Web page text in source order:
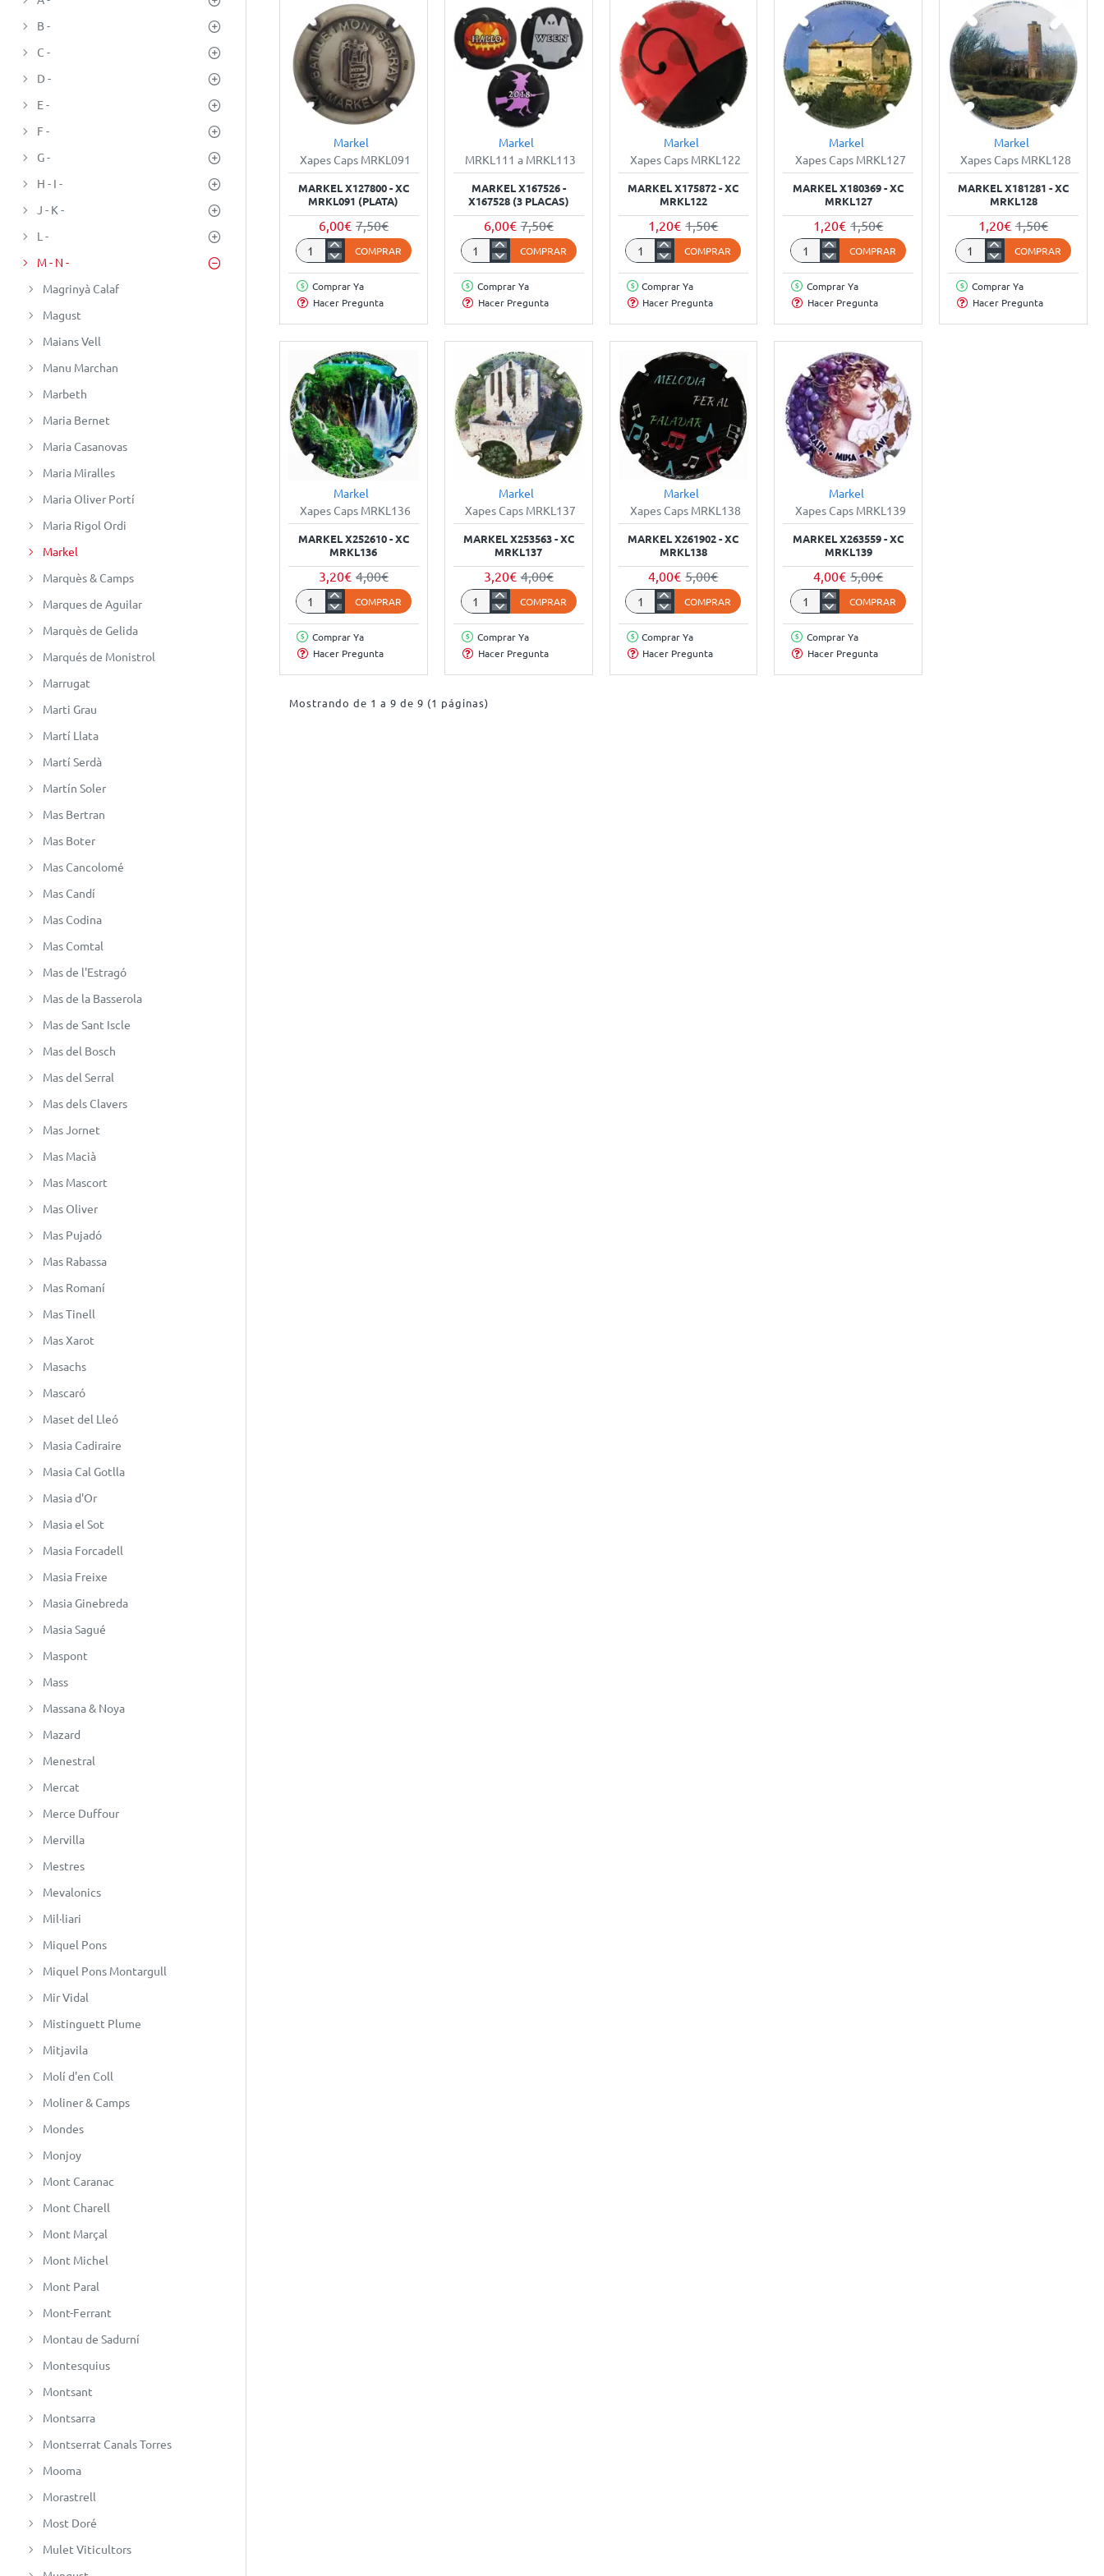
B -
C -
D -
E -
F -
G -
H - I -
J - K -
L -
M - N -
Magrinyà Calaf
Magust
Maians Vell
Manu Marchan
Marbeth
Maria Bernet
Maria Casanovas
Maria Miralles
Maria Oliver Portí
Maria Rigol Ordi
Markel
Marquès & Camps
Marques de Aguilar
Marquès de Gelida
Marqués de Monistrol
Marrugat
Marti Grau
Martí Llata
Martí Serdà
Martín Soler
Mas Bertran
Mas Boter
Mas Cancolomé
Mas Candí
Mas Codina
Mas Comtal
Mas de l'Estragó
Mas de la Basserola
Mas de Sant Iscle
Mas del Bosch
Mas del Serral
Mas dels Clavers
Mas Jornet
Mas Macià
Mas Mascort
Mas Oliver
Mas Pujadó
Mas Rabassa
Mas Romaní
Mas Tinell
Mas Xarot
Masachs
Mascaró
Maset del Lleó
Masia Cadiraire
Masia Cal Gotlla
Masia d'Or
Masia el Sot
Masia Forcadell
Masia Freixe
Masia Ginebreda
Masia Sagué
Maspont
Mass
Massana & Noya
Mazard
Menestral
Mercat
Merce Duffour
Mervilla
Mestres
Mevalonics
Mil·liari
Miquel Pons
Miquel Pons Montargull
Mir Vidal
Mistinguett Plume
Mitjavila
Molí d'en Coll
Moliner & Camps
Mondes
Monjoy
Mont Caranac
Mont Charell
Mont Marçal
Mont Michel
Mont Paral
Mont-Ferrant
Montau de Sadurní
Montesquius
Montsant
Montsarra
Montserrat Canals Torres
Mooma
Morastrell
Most Doré
Mulet Viticultors
Markel
Xapes Caps MRKL091
MARKEL X127800 - XC
MRKL091 (PLATA)
6,00€ 7,50€
Markel
X127800
-
XC
MRKL091
(Plata)
COMPRAR
Comprar Ya
Hacer Pregunta
Markel
MRKL111 a MRKL113
MARKEL X167526 -
X167528 (3 PLACAS)
6,00€ 7,50€
Markel
X167526
-
X167528
(3
Placas)
COMPRAR
Comprar Ya
Hacer Pregunta
Markel
Xapes Caps MRKL122
MARKEL X175872 - XC
MRKL122
1,20€ 1,50€
Markel
X175872
-
XC
MRKL122
COMPRAR
Comprar Ya
Hacer Pregunta
Markel
Xapes Caps MRKL127
MARKEL X180369 - XC
MRKL127
1,20€ 1,50€
Markel
X180369
-
XC
MRKL127
COMPRAR
Comprar Ya
Hacer Pregunta
Markel
Xapes Caps MRKL128
MARKEL X181281 - XC
MRKL128
1,20€ 1,50€
Markel
X181281
-
XC
MRKL128
COMPRAR
Comprar Ya
Hacer Pregunta
Markel
Xapes Caps MRKL136
MARKEL X252610 - XC
MRKL136
3,20€ 4,00€
Markel
X252610
-
XC
MRKL136
COMPRAR
Comprar Ya
Hacer Pregunta
Markel
Xapes Caps MRKL137
MARKEL X253563 - XC
MRKL137
3,20€ 4,00€
Markel
X253563
-
XC
MRKL137
COMPRAR
Comprar Ya
Hacer Pregunta
Markel
Xapes Caps MRKL138
MARKEL X261902 - XC
MRKL138
4,00€ 5,00€
Markel
X261902
-
XC
MRKL138
COMPRAR
Comprar Ya
Hacer Pregunta
Markel
Xapes Caps MRKL139
MARKEL X263559 - XC
MRKL139
4,00€ 5,00€
Markel
X263559
-
XC
MRKL139
COMPRAR
Comprar Ya
Hacer Pregunta
Mostrando de 1 a 9 de 9 (1 páginas)